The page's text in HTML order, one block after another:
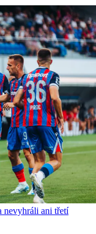
nevyhráli ani třetí